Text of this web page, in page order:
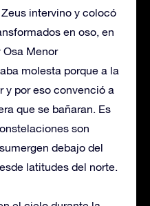
intervino y colocó
en oso, en
Menor
molesta porque a la
y por eso convenció a
que se bañaran. Es
son
debajo del
latitudes del norte.